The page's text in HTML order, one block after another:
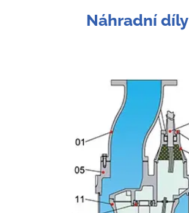
Náhradní díly